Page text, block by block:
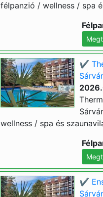
félpanzió / wellness / spa
✔️
wellness / spa és
✔️